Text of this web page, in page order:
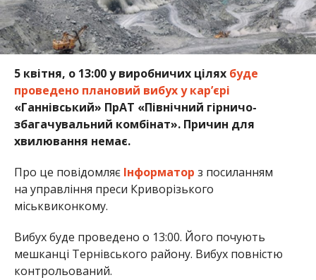
5 квітня, о 13:00 у виробничих ціляхбуде
проведено плановий вибух у кар’єрі
«Ганнівський» ПрАТ «Північний гірничо-
збагачувальний комбінат». Причин для
хвилювання немає.
Про це повідомляє Інформатор з посиланням
на управління преси Криворізького
міськвиконкому.
Вибух буде проведено о 13:00. Його почують
мешканці Тернівського району. Вибух повністю
контрольований.